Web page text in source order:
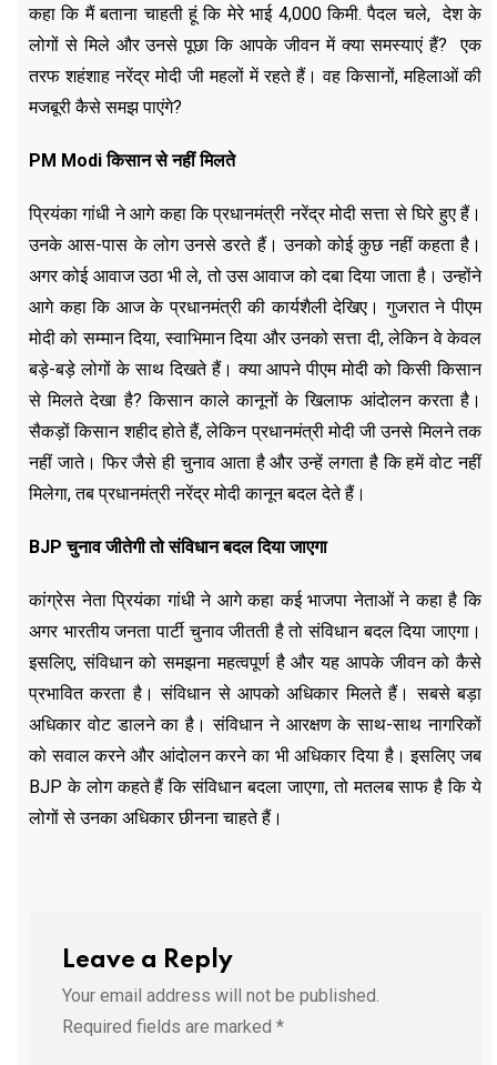
कहा कि मैं बताना चाहती हूं कि मेरे भाई 4,000 किमी. पैदल चले, देश के
लोगों से मिले और उनसे पूछा कि आपके जीवन में क्या समस्याएं हैं? एक
तरफ शहंशाह नरेंद्र मोदी जी महलों में रहते हैं। वह किसानों, महिलाओं की
मजबूरी कैसे समझ पाएंगे?
PM Modi किसान से नहीं मिलते
प्रियंका गांधी ने आगे कहा कि प्रधानमंत्री नरेंद्र मोदी सत्ता से घिरे हुए हैं।
उनके आस-पास के लोग उनसे डरते हैं। उनको कोई कुछ नहीं कहता है।
अगर कोई आवाज उठा भी ले, तो उस आवाज को दबा दिया जाता है। उन्होंने
आगे कहा कि आज के प्रधानमंत्री की कार्यशैली देखिए। गुजरात ने पीएम
मोदी को सम्मान दिया, स्वाभिमान दिया और उनको सत्ता दी, लेकिन वे केवल
बड़े-बड़े लोगों के साथ दिखते हैं। क्या आपने पीएम मोदी को किसी किसान
से मिलते देखा है? किसान काले कानूनों के खिलाफ आंदोलन करता है।
सैकड़ों किसान शहीद होते हैं, लेकिन प्रधानमंत्री मोदी जी उनसे मिलने तक
नहीं जाते। फिर जैसे ही चुनाव आता है और उन्हें लगता है कि हमें वोट नहीं
मिलेगा, तब प्रधानमंत्री नरेंद्र मोदी कानून बदल देते हैं।
BJP चुनाव जीतेगी तो संविधान बदल दिया जाएगा
कांग्रेस नेता प्रियंका गांधी ने आगे कहा कई भाजपा नेताओं ने कहा है कि
अगर भारतीय जनता पार्टी चुनाव जीतती है तो संविधान बदल दिया जाएगा।
इसलिए, संविधान को समझना महत्वपूर्ण है और यह आपके जीवन को कैसे
प्रभावित करता है। संविधान से आपको अधिकार मिलते हैं। सबसे बड़ा
अधिकार वोट डालने का है। संविधान ने आरक्षण के साथ-साथ नागरिकों
को सवाल करने और आंदोलन करने का भी अधिकार दिया है। इसलिए जब
BJP के लोग कहते हैं कि संविधान बदला जाएगा, तो मतलब साफ है कि ये
लोगों से उनका अधिकार छीनना चाहते हैं।
Leave a Reply
Your email address will not be published.
Required fields are marked *